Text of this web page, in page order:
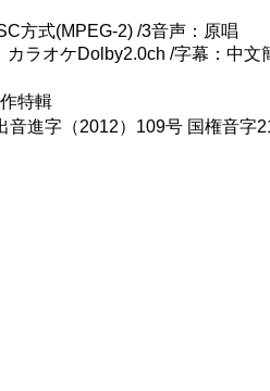
方式(MPEG-2) /3音声：原唱
ラオケDolby2.0ch /字幕：中文
特輯
音進字（2012）109号 国権音字